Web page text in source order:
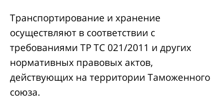
Транспортирование и хранение
осуществляют в соответствии с
требованиями ТР ТС 021/2011 и других
нормативных правовых актов,
действующих на территории Таможенного
союза.